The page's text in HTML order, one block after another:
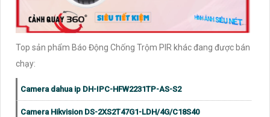
Top sản phẩm Báo Động Chống Trộm PIR khác đang được bán
chạy:
Camera dahua ip DH-IPC-HFW2231TP-AS-S2
Camera Hikvision DS-2XS2T47G1-LDH/4G/C18S40